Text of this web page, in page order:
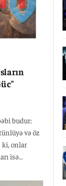
budur:
və öz
ki, onlar
isə
- hansı ki,